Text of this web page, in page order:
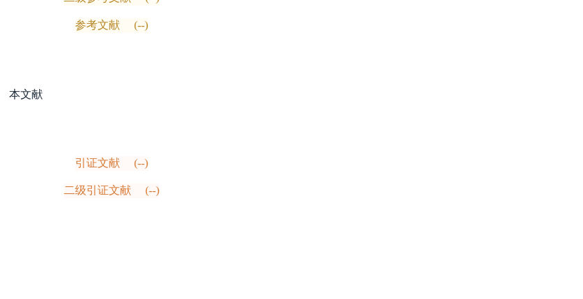
参考文献 (--)
本文献
引证文献 (--)
二级引证文献 (--)